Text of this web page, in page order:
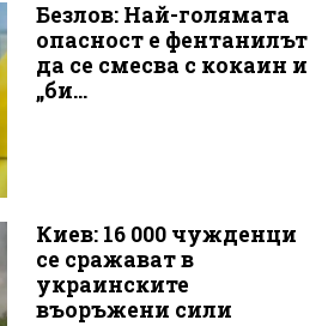
Безлов: Най-голямата
опасност е фентанилът
да се смесва с кокаин и
„би...
Киев: 16 000 чужденци
се сражават в
украинските
въоръжени сили